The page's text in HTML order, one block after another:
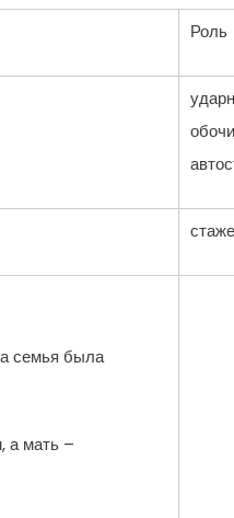
Роль
семья была
а мать –